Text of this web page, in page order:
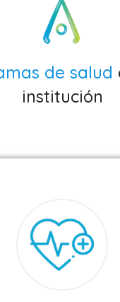
de salud
institución